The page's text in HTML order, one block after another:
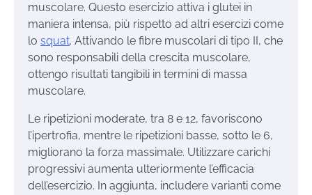
muscolare. Questo esercizio attiva i glutei in
maniera intensa, più rispetto ad altri esercizi come
lo squat. Attivando le fibre muscolari di tipo II, che
sono responsabili della crescita muscolare,
ottengo risultati tangibili in termini di massa
muscolare.
Le ripetizioni moderate, tra 8 e 12, favoriscono
l’ipertrofia, mentre le ripetizioni basse, sotto le 6,
migliorano la forza massimale. Utilizzare carichi
progressivi aumenta ulteriormente l’efficacia
dell’esercizio. In aggiunta, includere varianti come